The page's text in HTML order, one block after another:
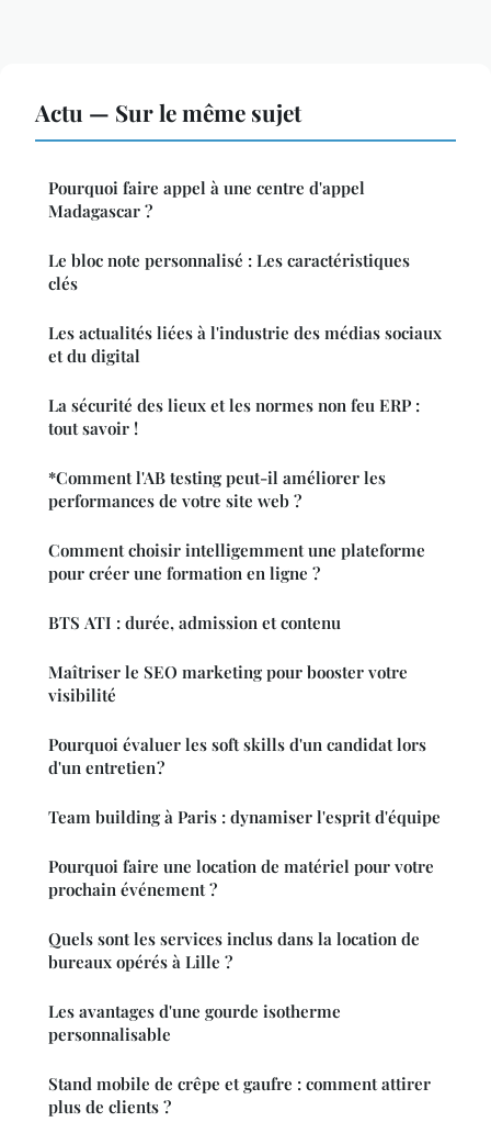
Actu — Sur le même sujet
Pourquoi faire appel à une centre d'appel
Madagascar ?
Le bloc note personnalisé : Les caractéristiques
clés
Les actualités liées à l'industrie des médias sociaux
et du digital
La sécurité des lieux et les normes non feu ERP :
tout savoir !
*Comment l'AB testing peut-il améliorer les
performances de votre site web ?
Comment choisir intelligemment une plateforme
pour créer une formation en ligne ?
BTS ATI : durée, admission et contenu
Maîtriser le SEO marketing pour booster votre
visibilité
Pourquoi évaluer les soft skills d'un candidat lors
d'un entretien ?
Team building à Paris : dynamiser l'esprit d'équipe
Pourquoi faire une location de matériel pour votre
prochain événement ?
Quels sont les services inclus dans la location de
bureaux opérés à Lille ?
Les avantages d'une gourde isotherme
personnalisable
Stand mobile de crêpe et gaufre : comment attirer
plus de clients ?